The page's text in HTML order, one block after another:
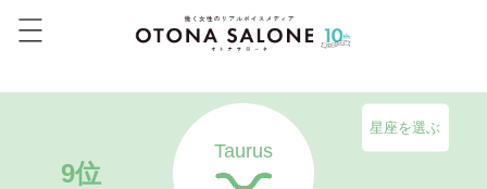
9位
Taurus
星座を選ぶ